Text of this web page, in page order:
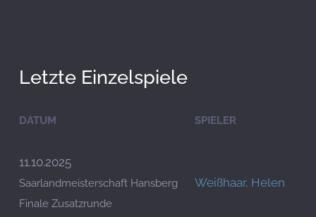
Letzte Einzelspiele
DATUM SPIELER
11.10.2025
Saarlandmeisterschaft Hansberg
Finale Zusatzrunde
Weißhaar, Helen